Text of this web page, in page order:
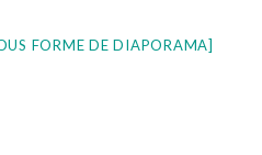
FORME DE DIAPORAMA]